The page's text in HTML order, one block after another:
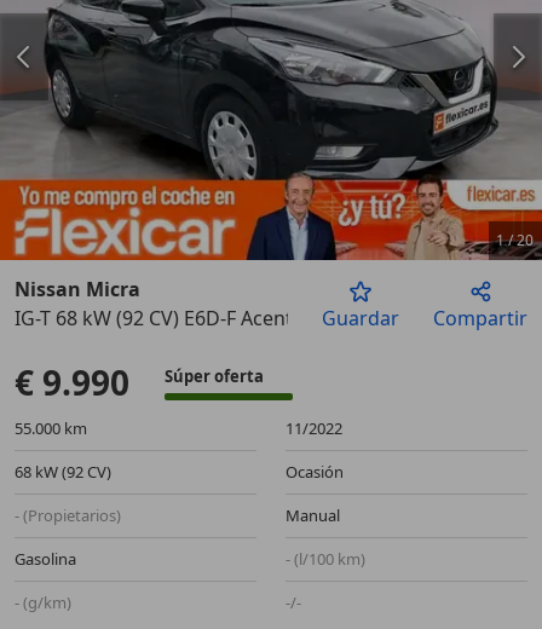
Anterior
1/20
Nissan Micra
IG-T 68 kW (92 CV) E6D-F Acenta
Guardar Compartir
€ 9.990 Súper oferta
55.000 km
11/2022
68 kW (92 CV)
Ocasión
- (Propietarios)
Manual
Gasolina
- (l/100 km)
- (g/km)
-/-